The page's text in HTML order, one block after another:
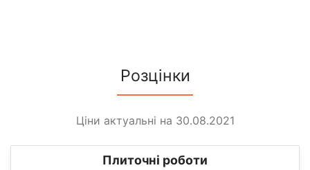
Розцінки
Ціни актуальні на 30.08.2021
Плиточні роботи